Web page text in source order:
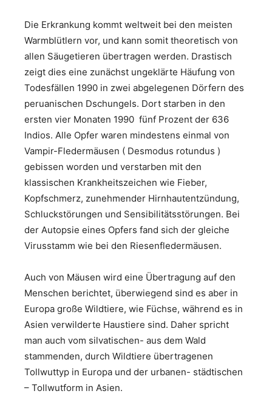
Die Erkrankung kommt weltweit bei den meisten
Warmblütlern vor, und kann somit theoretisch von
allen Säugetieren übertragen werden. Drastisch
zeigt dies eine zunächst ungeklärte Häufung von
Todesfällen 1990 in zwei abgelegenen Dörfern des
peruanischen Dschungels. Dort starben in den
ersten vier Monaten 1990 fünf Prozent der 636
Indios. Alle Opfer waren mindestens einmal von
Vampir-Fledermäusen ( Desmodus rotundus )
gebissen worden und verstarben mit den
klassischen Krankheitszeichen wie Fieber,
Kopfschmerz, zunehmender Hirnhautentzündung,
Schluckstörungen und Sensibilitätsstörungen. Bei
der Autopsie eines Opfers fand sich der gleiche
Virusstamm wie bei den Riesenfledermäusen.
Auch von Mäusen wird eine Übertragung auf den
Menschen berichtet, überwiegend sind es aber in
Europa große Wildtiere, wie Füchse, während es in
Asien verwilderte Haustiere sind. Daher spricht
man auch vom silvatischen- aus dem Wald
stammenden, durch Wildtiere übertragenen
Tollwuttyp in Europa und der urbanen- städtischen
– Tollwutform in Asien.